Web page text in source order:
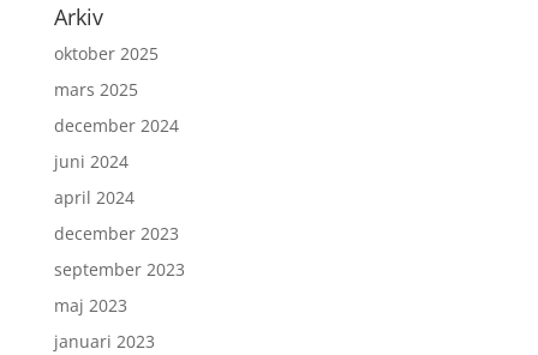
Arkiv
oktober 2025
mars 2025
december 2024
juni 2024
april 2024
december 2023
september 2023
maj 2023
januari 2023